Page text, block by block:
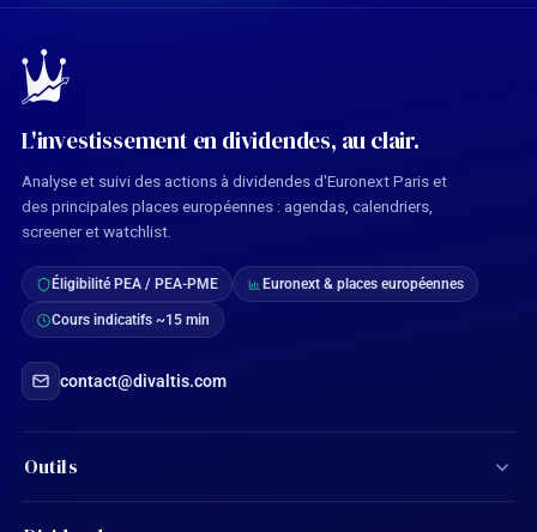
L'investissement en dividendes, au clair.
Analyse et suivi des actions à dividendes d'Euronext Paris et
des principales places européennes : agendas, calendriers,
screener et watchlist.
Éligibilité PEA / PEA-PME Euronext & places européennes
Cours indicatifs ~15 min
contact@divaltis.com
Outils
Screener d'actions